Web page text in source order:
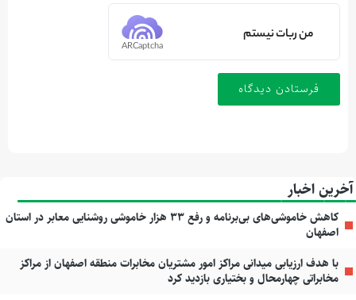
من ربات نیستم
ARCaptcha
آخرین اخبار
کاهش خاموشی‌های بی‌برنامه و رفع ۳۳ هزار خاموشی روشنایی معابر در استان
اصفهان
با هدف ارزیابی میدانی مراکز امور مشتریان مخابرات منطقه اصفهان از مراکز
مخابراتی چهارمحال و بختیاری بازدید کرد